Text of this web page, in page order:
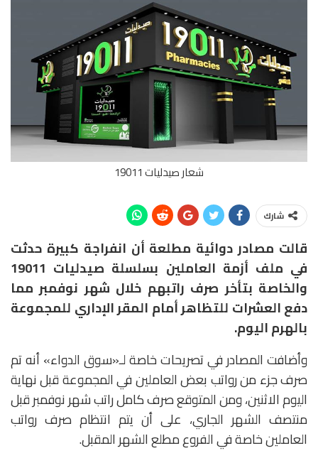
شعار صيدليات 19011
شارك
قالت مصادر دوائية مطلعة أن انفراجة كبيرة حدثت
في ملف أزمة العاملين بسلسلة صيدليات 19011
والخاصة بتأخر صرف راتبهم خلال شهر نوفمبر مما
دفع العشرات للتظاهر أمام المقر الإداري للمجموعة
بالهرم اليوم.
وأضافت المصادر في تصريحات خاصة لـ«سوق الدواء» أنه تم
صرف جزء من رواتب بعض العاملين في المجموعة قبل نهاية
اليوم الاثنين، ومن المتوقع صرف كامل راتب شهر نوفمبر قبل
منتصف الشهر الجاري، على أن يتم انتظام صرف رواتب
العاملين خاصة في الفروع مطلع الشهر المقبل.